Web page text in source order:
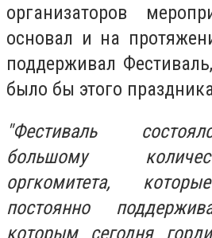
организаторов
основал и на
поддерживал
было бы этого
"Фестиваль
большому
оргкомитета,
постоянно
которым сегодня